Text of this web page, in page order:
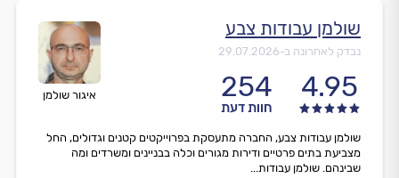
איגור שולמן
שולמן עבודות צבע
נבדק לאחרונה ב-29.07.2026
4.95
254
חוות דעת
שולמן עבודות צבע, החברה מתעסקת בפרוייקטים קטנים וגדולים, החל
מצביעת בתים פרטיים ודירות מגורים וכלה בבניינים ומשרדים ומה
שבינהם. שולמן עבודות...